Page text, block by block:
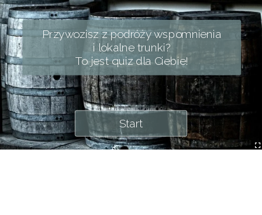
Przywozisz z podróży wspomnienia
i lokalne trunki?
To jest quiz dla Ciebie!
Start